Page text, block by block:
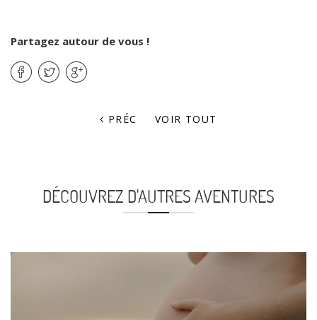
Partagez autour de vous !
PRÉC VOIR TOUT
DÉCOUVREZ D'AUTRES AVENTURES